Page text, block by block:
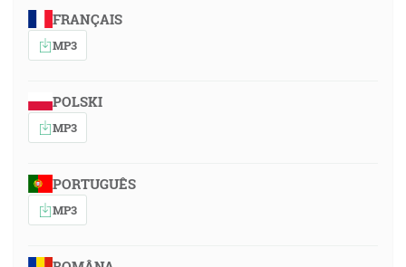
FRANÇAIS
MP3
POLSKI
MP3
PORTUGUÊS
MP3